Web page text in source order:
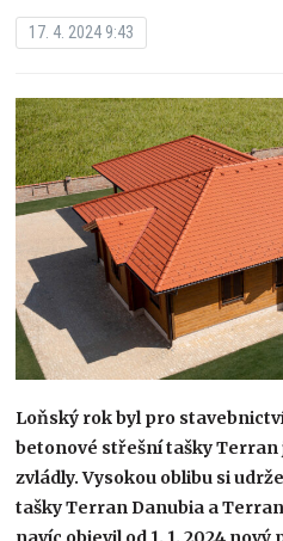
17. 4. 2024 9:43
Loňský rok byl pro
betonové střešní tašky Terran
zvládly. Vysokou oblibu si
tašky Terran Danubia a